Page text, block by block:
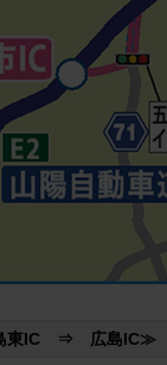
東IC ⇒ 広島IC≫